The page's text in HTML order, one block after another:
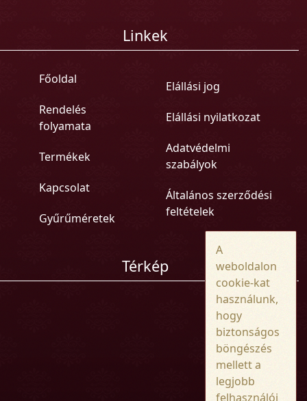
Linkek
Főoldal
Rendelés
folyamata
Termékek
Kapcsolat
Gyűrűméretek
Elállási jog
Elállási nyilatkozat
Adatvédelmi
szabályok
Általános szerződési
feltételek
Térkép
A
weboldalon
cookie-kat
használunk,
hogy
biztonságos
böngészés
mellett a
legjobb
felhasználói